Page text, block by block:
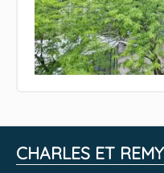
CHARLES ET